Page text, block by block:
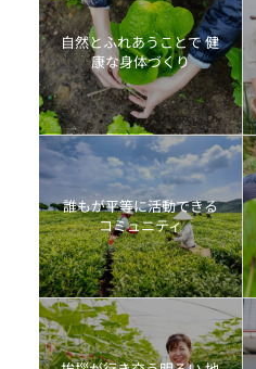
自然とふれあうことで 健
康な身体づくり
誰もが平等に活動できる
コミュニティ